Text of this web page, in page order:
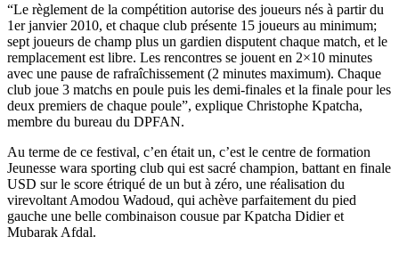
“Le règlement de la compétition autorise des joueurs nés à partir du
1er janvier 2010, et chaque club présente 15 joueurs au minimum;
sept joueurs de champ plus un gardien disputent chaque match, et le
remplacement est libre. Les rencontres se jouent en 2×10 minutes
avec une pause de rafraîchissement (2 minutes maximum). Chaque
club joue 3 matchs en poule puis les demi-finales et la finale pour les
deux premiers de chaque poule”, explique Christophe Kpatcha,
membre du bureau du DPFAN.
Au terme de ce festival, c’en était un, c’est le centre de formation
Jeunesse wara sporting club qui est sacré champion, battant en finale
USD sur le score étriqué de un but à zéro, une réalisation du
virevoltant Amodou Wadoud, qui achève parfaitement du pied
gauche une belle combinaison cousue par Kpatcha Didier et
Mubarak Afdal.